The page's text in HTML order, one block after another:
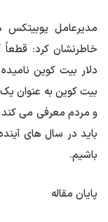
مدیرعامل
دلار بیت کوین
بیت کوین به عنوان
و مردم معرفی می
باید در سال های
باشیم.
پایان مقاله